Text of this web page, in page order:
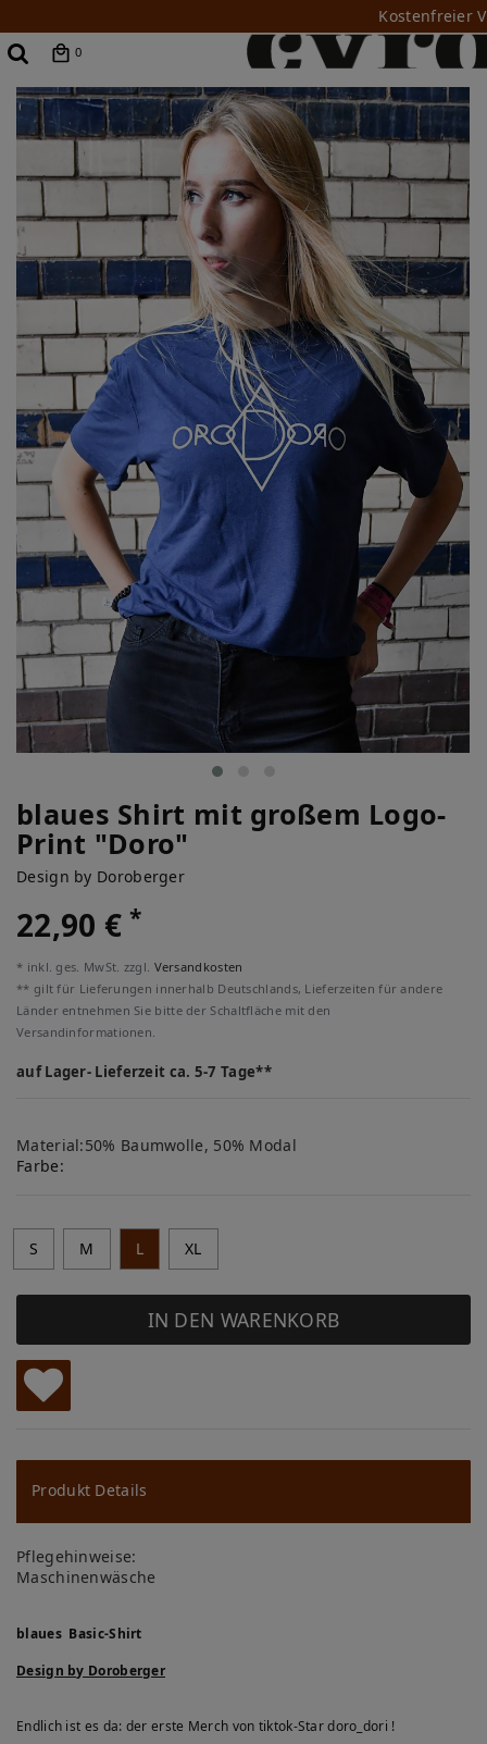
Kostenfreier
0
blaues Shirt mit großem Logo-
Print "Doro"
Design by Doroberger
22,90 €*
* inkl. ges. MwSt. zzgl. Versandkosten
** gilt für Lieferungen innerhalb Deutschlands, Lieferzeiten für andere
Länder entnehmen Sie bitte der Schaltfläche mit den
Versandinformationen.
auf Lager- Lieferzeit ca. 5-7 Tage**
Material:50% Baumwolle, 50% Modal
Farbe:
S M L XL
IN DEN WARENKORB
W
u
ns
ch
lis
te
Produkt Details
Pflegehinweise:
Maschinenwäsche
blaues Basic-Shirt
Design by Doroberger
Endlich ist es da: der erste Merch von tiktok-Star doro_dori !